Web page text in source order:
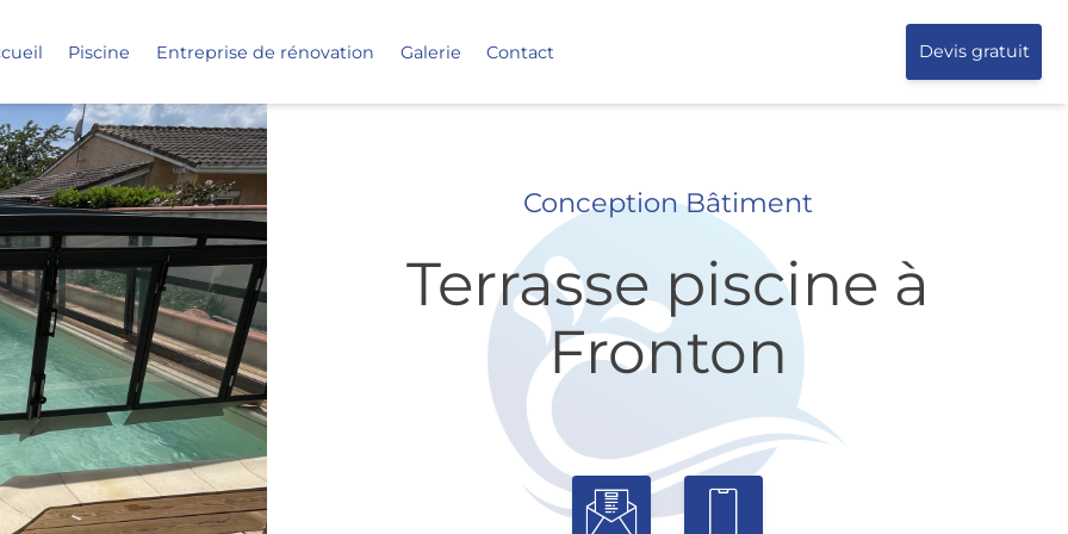
Piscine Entreprise de rénovation Galerie Contact Devis gratuit
Conception Bâtiment
Terrasse piscine à
Fronton